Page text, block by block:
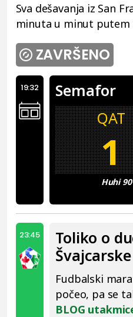
Sva dešavanja iz San
minuta u minut putem
ZAVRŠENO
19:32 Semafor
Huhi
QAT
1
23:45
Toliko o
Švajcarske
Fudbalski
počeo, pa se
BLOG